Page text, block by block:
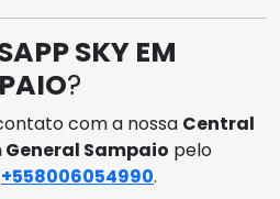
SKY EM
?
com a nossa Central
General Sampaio pelo
+558006054990.